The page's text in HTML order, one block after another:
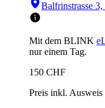
Balfrinstrasse
Mit dem BLINK
nur einem Tag.
150 CHF
Preis inkl. Ausweis